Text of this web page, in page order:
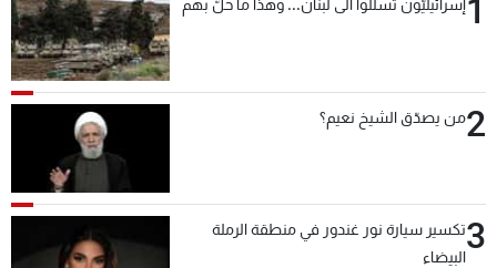
1إسرائيليّون تسلّلوا الى لبنان... وهذا ما حلّ بهم
2من يصدّق الشيخ نعيم؟
3تكسير سيارة نور غندور في منطقة الرملة
البيضاء